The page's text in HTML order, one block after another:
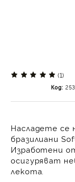
(1)
Код:
Насладете се
бразилиани
Изработени
осигуряват
лекота.